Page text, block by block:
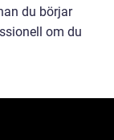
du börjar
om du